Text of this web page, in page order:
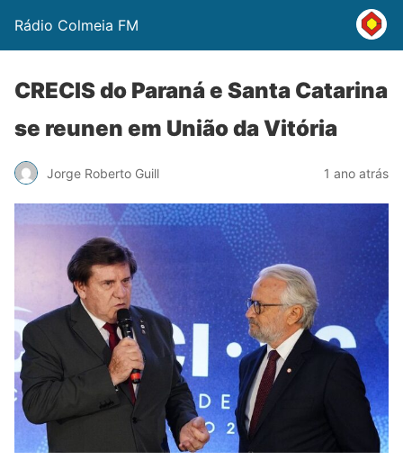
Rádio Colmeia FM
CRECIS do Paraná e Santa Catarina
se reunen em União da Vitória
Jorge Roberto Guill 1 ano atrás